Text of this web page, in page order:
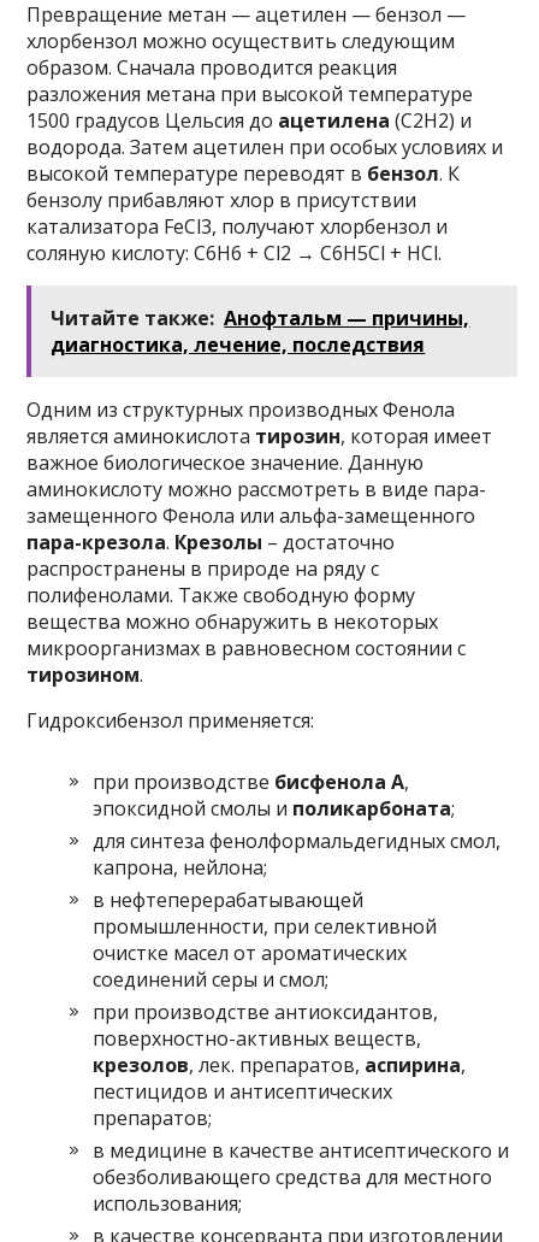
Превращение метан — ацетилен — бензол —
хлорбензол можно осуществить следующим
образом. Сначала проводится реакция
разложения метана при высокой температуре
1500 градусов Цельсия до ацетилена (С2Н2) и
водорода. Затем ацетилен при особых условиях и
высокой температуре переводят в бензол. К
бензолу прибавляют хлор в присутствии
катализатора FeCl3, получают хлорбензол и
соляную кислоту: C6H6 + Cl2 → C6H5Cl + HCl.
Читайте также: Анофтальм — причины,
диагностика, лечение, последствия
Одним из структурных производных Фенола
является аминокислота тирозин, которая имеет
важное биологическое значение. Данную
аминокислоту можно рассмотреть в виде пара-
замещенного Фенола или альфа-замещенного
пара-крезола. Крезолы – достаточно
распространены в природе на ряду с
полифенолами. Также свободную форму
вещества можно обнаружить в некоторых
микроорганизмах в равновесном состоянии с
тирозином.
Гидроксибензол применяется:
при производстве бисфенола А,
эпоксидной смолы и поликарбоната;
для синтеза фенолформальдегидных смол,
капрона, нейлона;
в нефтеперерабатывающей
промышленности, при селективной
очистке масел от ароматических
соединений серы и смол;
при производстве антиоксидантов,
поверхностно-активных веществ,
крезолов, лек. препаратов, аспирина,
пестицидов и антисептических
препаратов;
в медицине в качестве антисептического и
обезболивающего средства для местного
использования;
в качестве консерванта при изготовлении